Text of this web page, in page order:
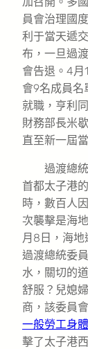
員會治理國
利于當天遞
布，一旦過
會告退。4月
會9名成員
就職，亨利
財務部長米
直至新一屆當
過渡總
首都太子港
時，數百人
次襲擊是海
月8日，海地
過渡總統委
水，關切的
舒服？兒媳
商，該委員
一般勞工身
擊了太子港